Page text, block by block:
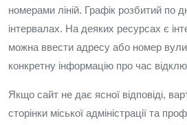
номерами ліній. Графік розбитий по
інтервалах. На деяких ресурсах є
можна ввести адресу або номер
конкретну інформацію про час
Якщо сайт не дає ясної відповіді,
сторінки міської адміністрації та